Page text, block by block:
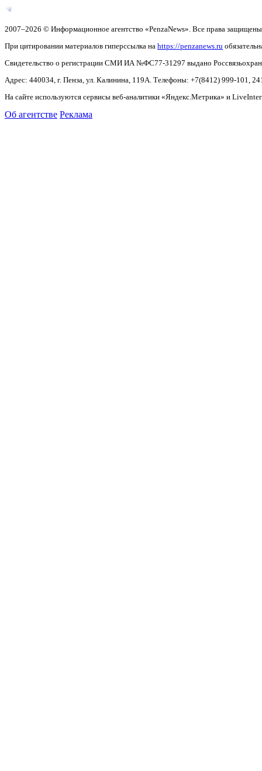
2007–2026 © Информационное агентство «PenzaNews». Все права
При цитировании материалов гиперссылка на https://penzanews.ru
Свидетельство о регистрации СМИ ИА №ФС77-31297 выдано
Адрес: 440034, г. Пенза, ул. Калинина, 119А. Телефоны: +7(8412) 999-101,
На сайте используются сервисы веб-аналитики «Яндекс.Метрика» и
Об агентстве Реклама